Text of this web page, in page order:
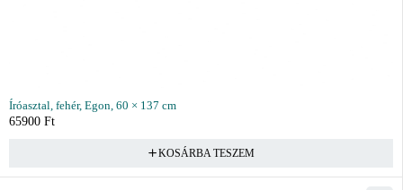
Íróasztal, fehér, Egon, 60 × 137 cm
65900 Ft
KOSÁRBA TESZEM